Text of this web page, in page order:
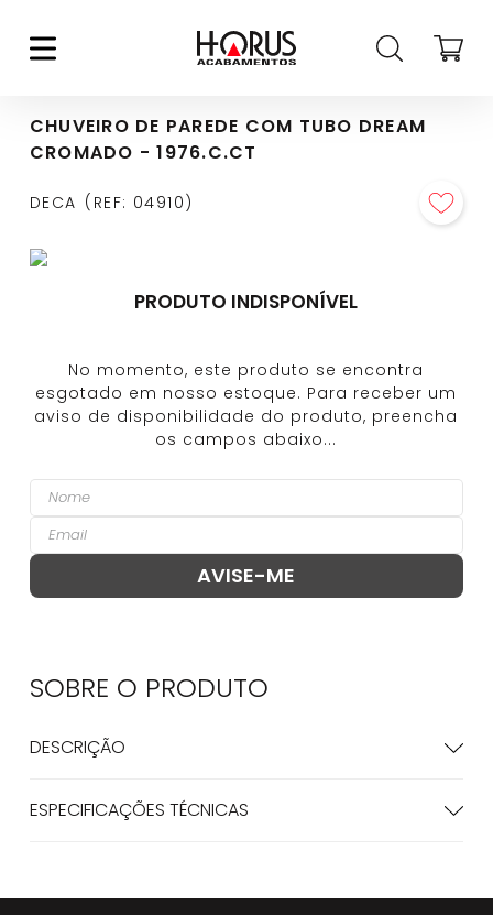
CHUVEIRO DE PAREDE COM TUBO DREAM
CROMADO - 1976.C.CT
DECA REF: 04910
PRODUTO INDISPONÍVEL
SOBRE O PRODUTO
DESCRIÇÃO
ESPECIFICAÇÕES TÉCNICAS